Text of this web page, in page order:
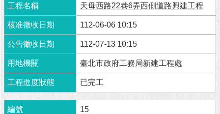
天母西路22巷6弄西側道路興建工程
112-06-06 10:15
112-07-13 10:15
臺北市政府工務局新建工程處
已完工
15